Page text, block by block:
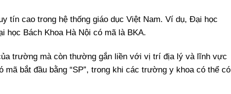
tín cao trong hệ thống giáo dục Việt Nam. Ví dụ, Đại học
Bách Khoa Hà Nội có mã là BKA.
trường mà còn thường gắn liền với vị trí địa lý và lĩnh vực
bắt đầu bằng “SP”, trong khi các trường y khoa có thể có